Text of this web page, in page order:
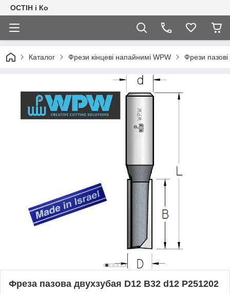
ОСТІН і Ко
Каталог Фрези кінцеві напайнимі WPW Фрези пазові
Фреза пазова двухзубая D12 B32 d12 P251202